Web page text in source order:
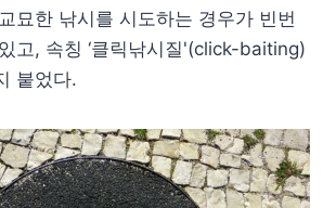
묘한 낚시를 시도하는 경우가 빈번
고, 속칭 ‘클릭낚시질'(click-baiting)
붙었다.